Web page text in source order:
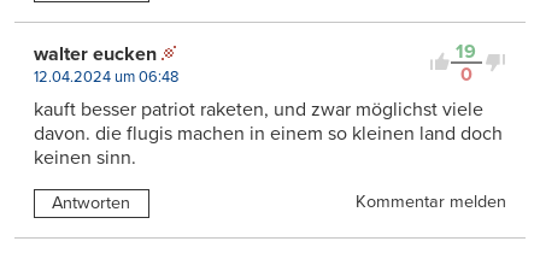
19
0
walter eucken
12.04.2024 um 06:48
kauft besser patriot raketen, und zwar möglichst viele
davon. die flugis machen in einem so kleinen land doch
keinen sinn.
Antworten Kommentar melden